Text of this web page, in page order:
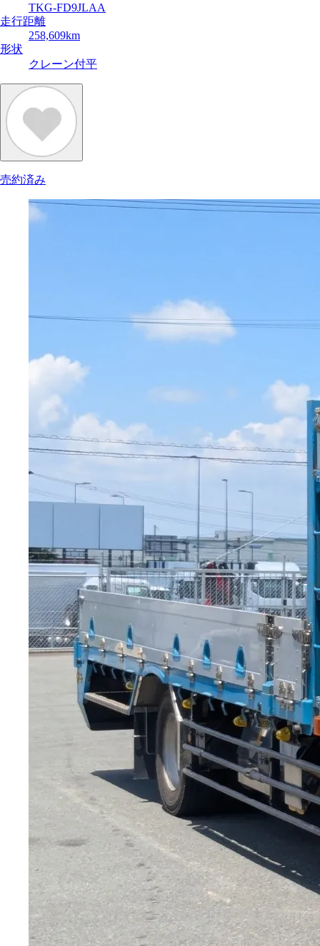
TKG-FD9JLAA
走行距離
258,609km
形状
クレーン付平
売約済み